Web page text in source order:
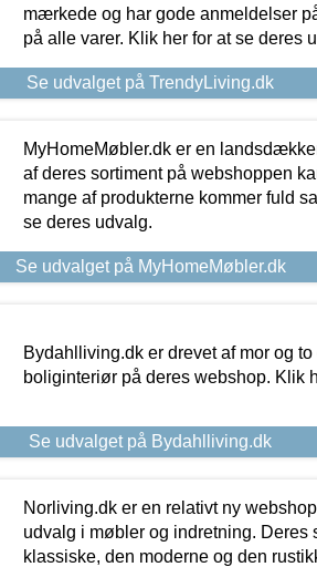
mærkede og har gode anmeldelser
på alle varer. Klik her for at se deres
Se udvalget på TrendyLiving.dk
MyHomeMøbler.dk er en
af deres sortiment på webshoppen
mange af produkterne kommer fuld
se deres udvalg.
Se udvalget på MyHomeMøbler.dk
Bydahlliving.dk er drevet af mor og
boliginteriør på deres webshop. Klik
Se udvalget på Bydahlliving.dk
Norliving.dk er en relativt ny
udvalg i møbler og indretning. Deres
klassiske, den moderne og den